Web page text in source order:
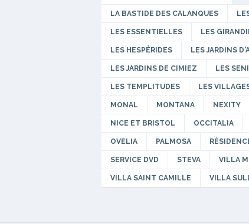
LA BASTIDE DES CALANQUES
LES ESSENTIELLES LES
LES HESPÉRIDES LES JARDINS
LES JARDINS DE CIMIEZ LES
LES TEMPLITUDES LES
MONAL MONTANA NEXITY
NICE ET BRISTOL OCCITALIA
OVELIA PALMOSA
SERVICE DVD STEVA VILLA
VILLA SAINT CAMILLE VILLA